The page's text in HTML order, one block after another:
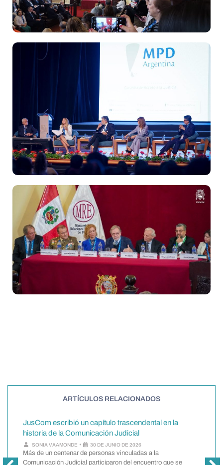
ARTÍCULOS RELACIONADOS
JusCom escribió un capítulo trascendental en la
historia de la Comunicación Judicial
SONIA VAAMONDE • 30 DE JUNIO DE 2026
Más de un centenar de personas vinculadas a la
Comunicación Judicial participaron del encuentro que se